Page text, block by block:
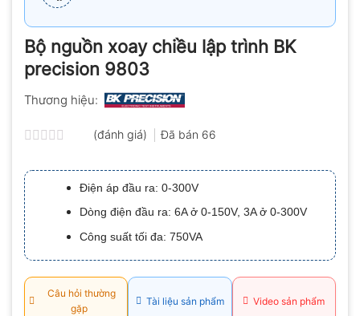
Bộ nguồn xoay chiều lập trình BK
precision 9803
Thương hiệu:
xếp
hạng
0.0
5
sao
(đánh giá) Đã bán 66
Điện áp đầu ra: 0-300V
Dòng điện đầu ra: 6A ở 0-150V, 3A ở 0-300V
Công suất tối đa: 750VA
Câu hỏi thường
gặp
Tài liệu sản phẩm Video sản phẩm